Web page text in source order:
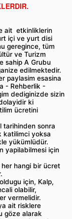
ait etkinliklerin
içi ve yurt disi
geregince, tüm
ve Turizm
sahip A Grubu
edilmektedir.
paylasim esasina
- Rehberlik -
dediginizde sizin
ki
ücretini
tarihinden sonra
katilimci yoksa
yükümlüdür.
yapilabilmesi için
hangi bir ücret
için, Kalp,
olabilir,
vermelidir.
ait risklere
göze alarak